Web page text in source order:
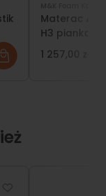
M&K Foam Koło
Materac
H3 piankowy
1 257,00 zł